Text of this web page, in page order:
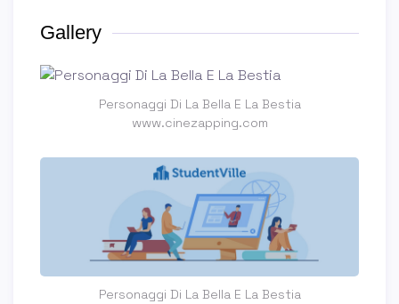
Gallery
Personaggi Di La Bella E La Bestia
www.cinezapping.com
Personaggi Di La Bella E La Bestia